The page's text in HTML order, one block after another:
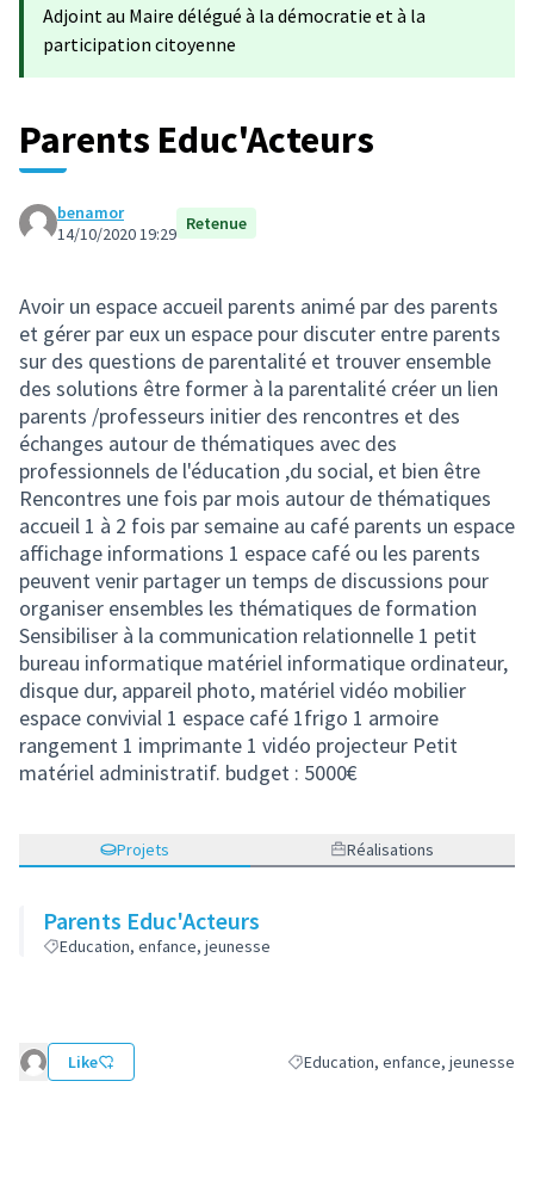
Adjoint au Maire délégué à la démocratie et à la
participation citoyenne
Parents Educ'Acteurs
benamor
14/10/2020 19:29 Retenue
Avoir un espace accueil parents animé par des parents
et gérer par eux un espace pour discuter entre parents
sur des questions de parentalité et trouver ensemble
des solutions être former à la parentalité créer un lien
parents /professeurs initier des rencontres et des
échanges autour de thématiques avec des
professionnels de l'éducation ,du social, et bien être
Rencontres une fois par mois autour de thématiques
accueil 1 à 2 fois par semaine au café parents un espace
affichage informations 1 espace café ou les parents
peuvent venir partager un temps de discussions pour
organiser ensembles les thématiques de formation
Sensibiliser à la communication relationnelle 1 petit
bureau informatique matériel informatique ordinateur,
disque dur, appareil photo, matériel vidéo mobilier
espace convivial 1 espace café 1frigo 1 armoire
rangement 1 imprimante 1 vidéo projecteur Petit
matériel administratif. budget : 5000€
Projets Réalisations
Parents Educ'Acteurs
Education, enfance, jeunesse
Like Filtrer les résultats de la
Education, enfance, jeunesse